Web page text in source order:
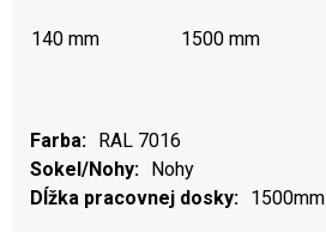
140 mm 1500 mm
Farba
RAL 7016
Sokel/Nohy
Nohy
Dĺžka pracovnej dosky
1500mm